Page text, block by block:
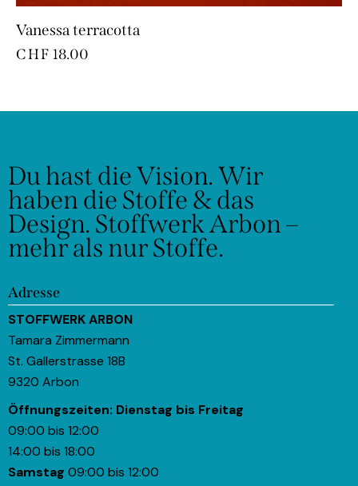
Vanessa terracotta
CHF 18.00
Du hast die Vision.Wir
haben die Stoffe & das
Design. Stoffwerk Arbon –
mehr als nur Stoffe.
Adresse
STOFFWERK ARBON
Tamara Zimmermann
St. Gallerstrasse 18B
9320 Arbon
Öffnungszeiten: Dienstag bis Freitag
09:00 bis 12:00
14:00 bis 18:00
Samstag 09:00 bis 12:00